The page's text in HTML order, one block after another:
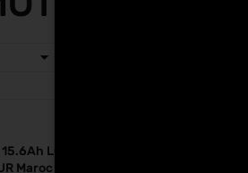
LONG
Maroc